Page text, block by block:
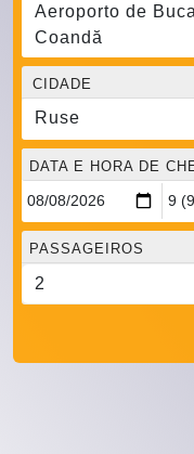
Aeroporto de
Coandă
CIDADE
Ruse
DATA E HORA DE
PASSAGEIROS